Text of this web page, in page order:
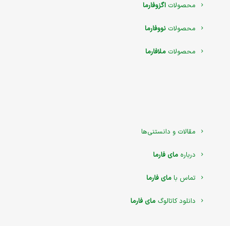
محصولات اگزوفارما
محصولات نووفارما
محصولات ملافارما
مقالات و دانستنی‌ها
درباره مای فارما
تماس با مای فارما
دانلود کاتالوگ مای فارما